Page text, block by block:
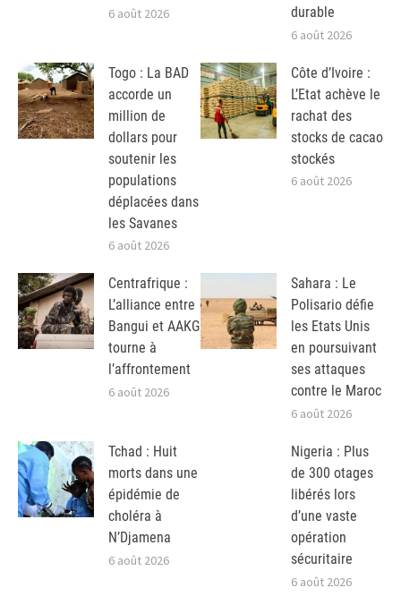
6 août 2026
durable
6 août 2026
Togo : La BAD
accorde un
million de
dollars pour
soutenir les
populations
déplacées dans
les Savanes
6 août 2026
Côte d’Ivoire :
L’Etat achève le
rachat des
stocks de cacao
stockés
6 août 2026
Centrafrique :
L’alliance entre
Bangui et AAKG
tourne à
l’affrontement
6 août 2026
Sahara : Le
Polisario défie
les Etats Unis
en poursuivant
ses attaques
contre le Maroc
6 août 2026
Tchad : Huit
morts dans une
épidémie de
choléra à
N’Djamena
6 août 2026
Nigeria : Plus
de 300 otages
libérés lors
d’une vaste
opération
sécuritaire
6 août 2026